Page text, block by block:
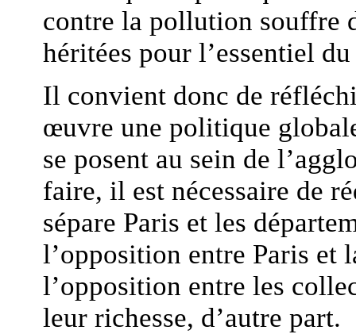
contre la pollution souffre
héritées pour l’essentiel
Il convient donc de
œuvre une politique
se posent au sein de
faire, il est nécessaire de
sépare Paris et les
l’opposition entre Paris et
l’opposition entre les
leur richesse, d’autre part.